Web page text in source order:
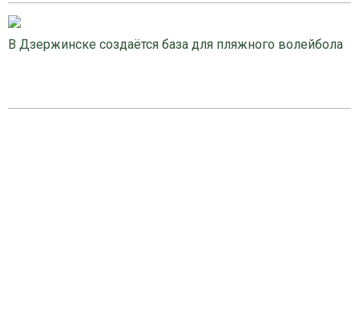
В Дзержинске создаётся база для пляжного волейбола